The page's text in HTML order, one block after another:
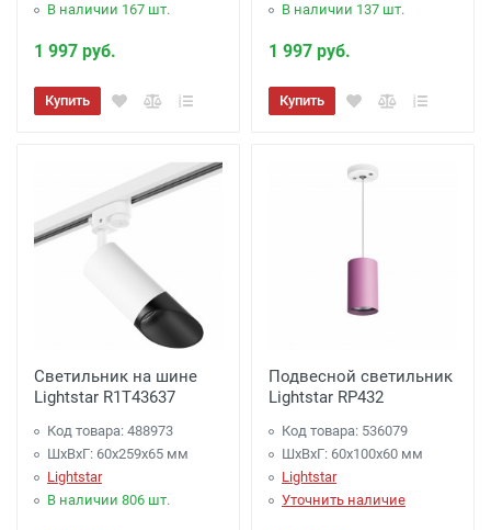
В наличии 167 шт.
1 997 руб.
Купить
В наличии 137 шт.
1 997 руб.
Купить
Светильник на шине
Lightstar R1T43637
Код товара: 488973
ШхВхГ: 60x259x65 мм
Lightstar
В наличии 806 шт.
Подвесной светильник
Lightstar RP432
Код товара: 536079
ШхВхГ: 60x100x60 мм
Lightstar
Уточнить наличие